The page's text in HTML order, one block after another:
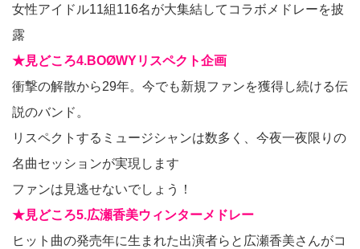
女性アイドル11組116名が大集結してコラボメドレーを披
露
★見どころ4.BOØWYリスペクト企画
衝撃の解散から29年。今でも新規ファンを獲得し続ける伝
説のバンド。
リスペクトするミュージシャンは数多く、今夜一夜限りの
名曲セッションが実現します
ファンは見逃せないでしょう！
★見どころ5.広瀬香美ウィンターメドレー
ヒット曲の発売年に生まれた出演者らと広瀬香美さんがコ